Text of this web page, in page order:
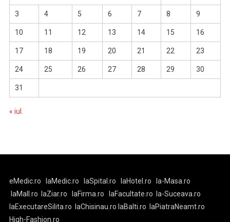
3 4 5 6 7 8 9
10 11 12 13 14 15 16
17 18 19 20 21 22 23
24 25 26 27 28 29 30
31
« iul.
eMedic.ro laMedic.ro laSpital.ro laHotel.ro
la-Masa.ro
laMall.ro
laZiar.ro laFirma.ro laFacultate.ro
la-Suceava.ro
laExecutareSilita.ro
laChisinau.ro laBalti.ro
laPiatraNeamt.ro
High-Fashion.ro